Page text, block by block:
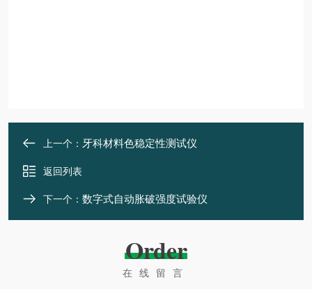
上一个： 牙科材料色稳定性测试仪
返回列表
下一个： 数字式自动胀破强度试验仪
Order
在线留言